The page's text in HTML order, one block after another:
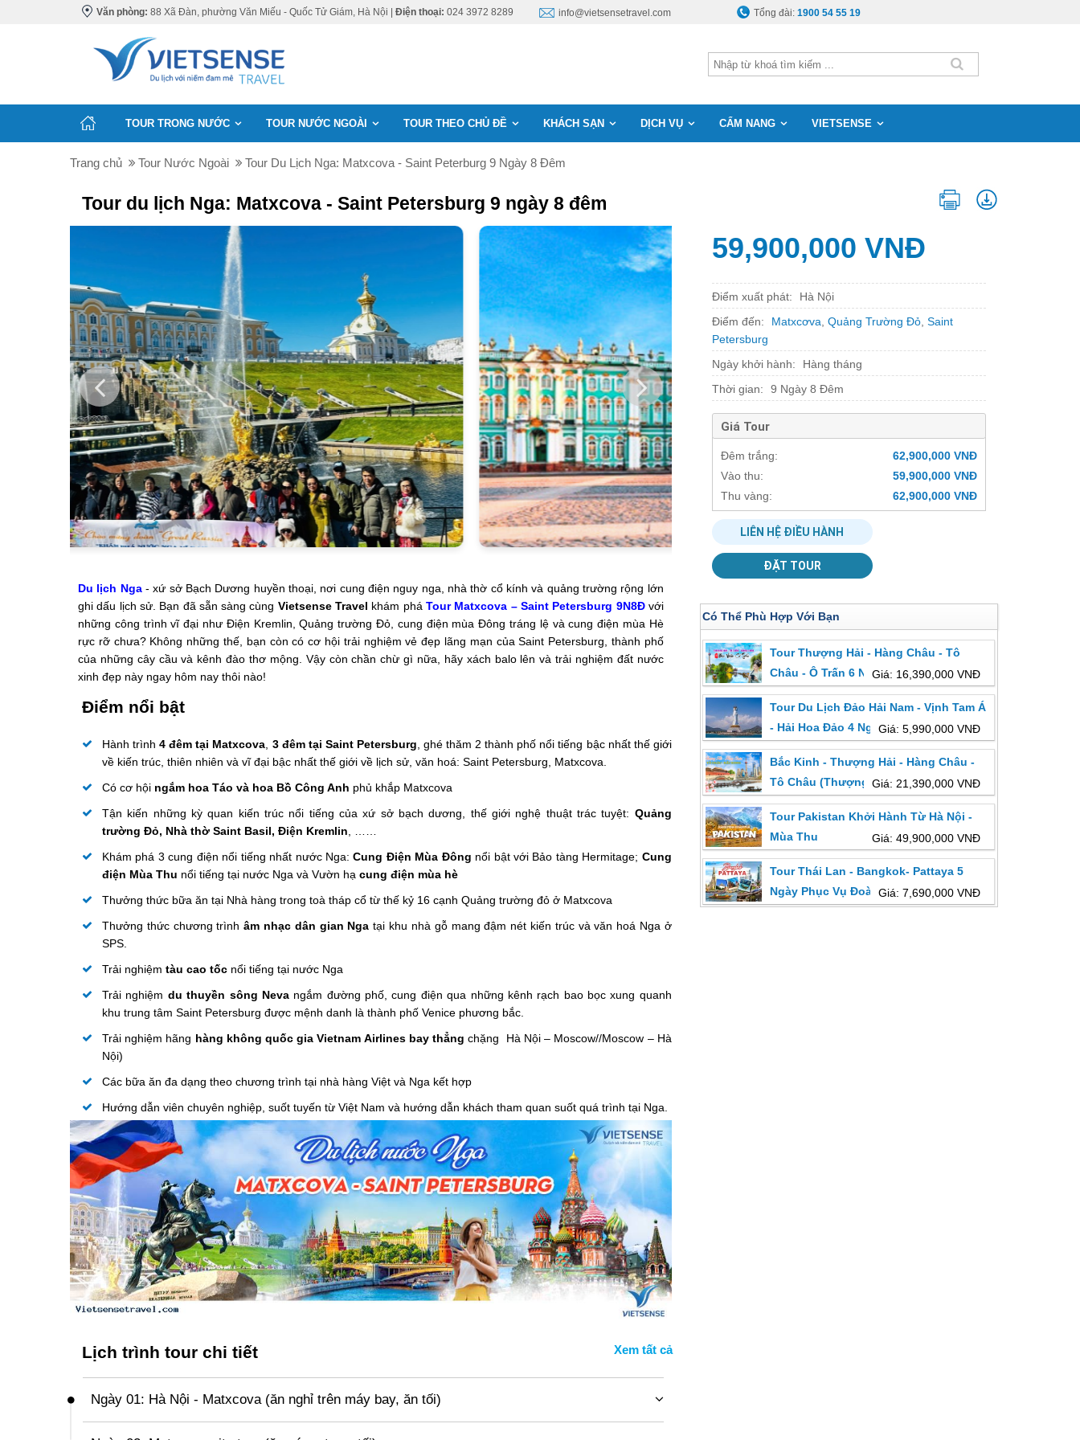
Văn phòng: 88 Xã Đàn, phường Văn Miếu - Quốc Tử Giám, Hà Nội | Điện thoại: 024 3972 8289 info@vietsensetravel.com Tổng đài:1900 54 55 19
TOUR TRONG NƯỚC TOUR NƯỚC NGOÀI TOUR THEO CHỦ ĐỀ KHÁCH SẠN DỊCH VỤ CẨM NANG VIETSENSE
Trang chủ Tour Nước Ngoài Tour Du Lịch Nga: Matxcova - Saint Peterburg 9 Ngày 8 Đêm
Tour du lịch Nga: Matxcova - Saint Petersburg 9 ngày 8 đêm
Du lịch Nga- xứ sở Bạch Dương huyền thoại, nơi cung điện nguy nga, nhà thờ cổ kính và quảng trường rộng lớn
ghi dấu lịch sử. Bạn đã sẵn sàng cùng Vietsense Travel khám phá Tour Matxcova – Saint Petersburg 9N8Đvới
những công trình vĩ đại như Điện Kremlin, Quảng trường Đỏ, cung điện mùa Đông tráng lệ và cung điện mùa Hè
rực rỡ chưa? Không những thế, bạn còn có cơ hội trải nghiệm vẻ đẹp lãng mạn của Saint Petersburg, thành phố
của những cây cầu và kênh đào thơ mộng. Vậy còn chần chừ gì nữa, hãy xách balo lên và trải nghiệm đất nước
xinh đẹp này ngay hôm nay thôi nào!
Điểm nổi bật
Hành trình 4 đêm tại Matxcova 3 đêm tại Saint Petersburg , ghé thăm 2 thành phố nổi tiếng bậc nhất thế giới
về kiến trúc, thiên nhiên và vĩ đại bậc nhất thế giới về lịch sử, văn hoá: Saint Petersburg, Matxcova.
Có cơ hội ngắm hoa Táo và hoa Bồ Công Anh phủ khắp Matxcova
Tận kiến những kỳ quan kiến trúc nổi tiếng của xứ sở bạch dương, thế giới nghệ thuật trác tuyệt: Quảng
trường Đỏ, Nhà thờ Saint Basil, Điện Kremlin
Khám phá 3 cung điện nổi tiếng nhất nước Nga:Cung Điện Mùa Đông nổi bật với Bảo tàng Hermitage; Cung
điện Mùa Thu nổi tiếng tại nước Nga và Vườn hạ cung điện mùa hè
Thưởng thức bữa ăn tại Nhà hàng trong toà tháp cổ từ thế kỷ 16 cạnh Quảng trường đỏ ở Matxcova
Thưởng thức chương trìnhâm nhạc dân gian Nga tại khu nhà gỗ mang đậm nét kiến trúc và văn hoá Nga ở
SPS.
Trải nghiệm tàu cao tốc nổi tiếng tại nước Nga
Trải nghiệm du thuyền sông Neva ngắm đường phố, cung điện qua những kênh rạch bao bọc xung quanh
khu trung tâm Saint Petersburg được mệnh danh là thành phố Venice phương bắc.
Trải nghiệm hãng hàng không quốc gia Vietnam Airlines bay thẳng chặng Hà Nội – Moscow//Moscow – Hà
Nội)
Các bữa ăn đa dạng theo chương trình tại nhà hàng Việt và Nga kết hợp
Hướng dẫn viên chuyên nghiệp, suốt tuyến từ Việt Nam và hướng dẫn khách tham quan suốt quá trình tại Nga.
Lịch trình tour chi tiết
Ngày 01: Hà Nội - Matxcova (ăn nghỉ trên máy bay, ăn tối)
07h00:Xe và HDV đón đoàn tại điểm hẹn, di chuyển ra sân bay Nội Bài, làm thủ tục đáp chuyến bayVN63
59,900,000 VNĐ
Điểm xuất phát:
Hà Nội
Điểm đến:
Matxcơva Quảng Trường Đỏ, Saint
Petersburg
Ngày khởi hành:
Hàng tháng
Thời gian:
9 Ngày 8 Đêm
Giá Tour
Đêm trắng:
62,900,000 VNĐ
Vào thu:
59,900,000 VNĐ
Thu vàng:
62,900,000 VNĐ
LIÊN HỆ ĐIỀU HÀNH
ĐẶT TOUR
Có Thể Phù Hợp Với Bạn
Tour Thượng Hải - Hàng Châu - Tô
Châu - Ô Trấn 6 Ngày 5 ĐêmGiá: 16,390,000 VNĐ
Tour Du Lịch Đảo Hải Nam - Vịnh Tam Á
- Hải Hoa Đảo 4 Ngày 3 ĐêmGiá: 5,990,000 VNĐ
Bắc Kinh - Thượng Hải - Hàng Châu -
Tô Châu (Thượng Hải - Bắc Kinh)
Giá: 21,390,000 VNĐ
Tour Pakistan Khởi Hành Từ Hà Nội -
Mùa Thu
Giá: 49,900,000 VNĐ
Tour Thái Lan - Bangkok- Pattaya 5
Ngày Phục Vụ Đoàn Doanh Nghiệp
Giá: 7,690,000 VNĐ